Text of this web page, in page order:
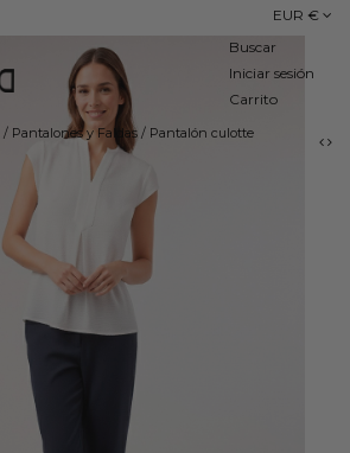
EUR €
Buscar
Iniciar sesión
Carrito
/ Pantalones y Faldas / Pantalón culotte